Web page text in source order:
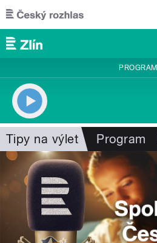
Přejít k hlavnímu obsahu
PROGRAM
Tipy na výlet Program